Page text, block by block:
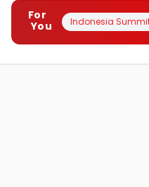
For
You
Indonesia